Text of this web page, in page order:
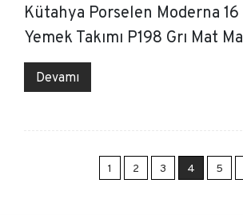
Kütahya Porselen Moderna 16
Yemek Takımı P198 Grı Mat
Devamı
1 2 3 4 5